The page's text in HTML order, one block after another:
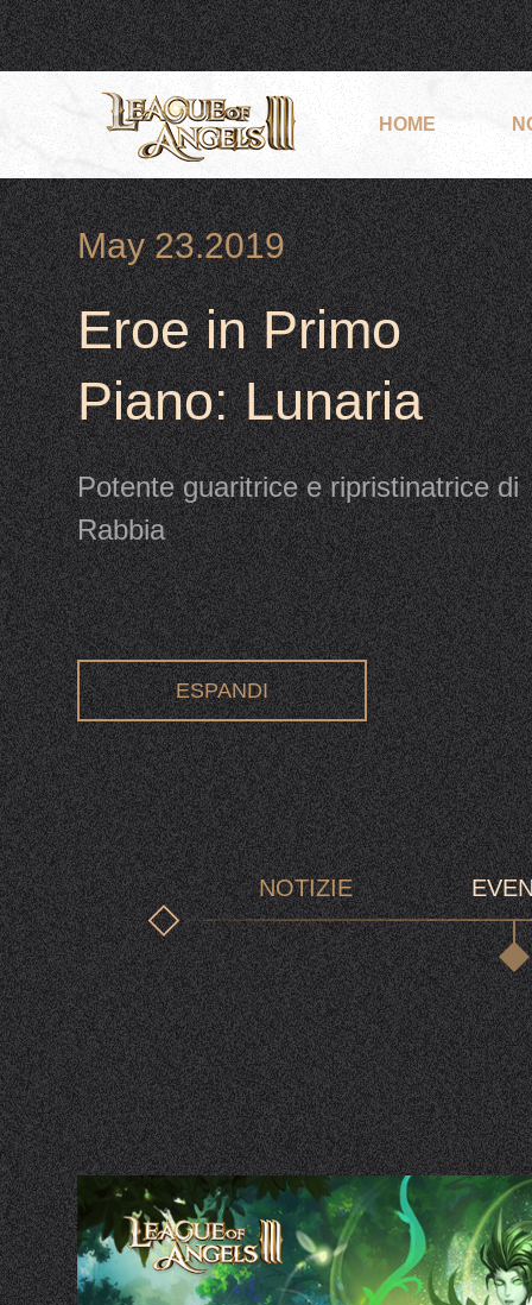
HOME
May 23.2019
Eroe in Primo
Piano: Lunaria
Potente guaritrice e ripristinatrice di
Rabbia
ESPANDI
NOTIZIE